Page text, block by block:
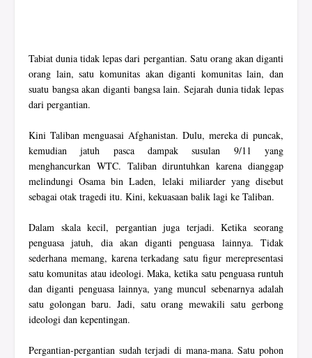
Tabiat dunia tidak lepas dari pergantian. Satu orang akan diganti
orang lain, satu komunitas akan diganti komunitas lain, dan
suatu bangsa akan diganti bangsa lain. Sejarah dunia tidak lepas
dari pergantian.
Kini Taliban menguasai Afghanistan. Dulu, mereka di puncak,
kemudian jatuh pasca dampak susulan 9/11 yang
menghancurkan WTC. Taliban diruntuhkan karena dianggap
melindungi Osama bin Laden, lelaki miliarder yang disebut
sebagai otak tragedi itu. Kini, kekuasaan balik lagi ke Taliban.
Dalam skala kecil, pergantian juga terjadi. Ketika seorang
penguasa jatuh, dia akan diganti penguasa lainnya. Tidak
sederhana memang, karena terkadang satu figur merepresentasi
satu komunitas atau ideologi. Maka, ketika satu penguasa runtuh
dan diganti penguasa lainnya, yang muncul sebenarnya adalah
satu golongan baru. Jadi, satu orang mewakili satu gerbong
ideologi dan kepentingan.
Pergantian-pergantian sudah terjadi di mana-mana. Satu pohon